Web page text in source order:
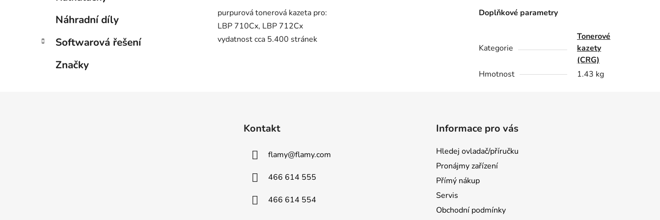
Náhradní díly
Softwarová řešení
Značky
purpurová tonerová kazeta pro:
LBP 710Cx, LBP 712Cx
vydatnost cca 5.400 stránek
Doplňkové parametry
Kategorie
Tonerové
kazety
(CRG)
Hmotnost
1.43 kg
Kontakt
flamy@flamy.com
466 614 555
466 614 554
Informace pro vás
Hledej ovladač/příručku
Pronájmy zařízení
Přímý nákup
Servis
Obchodní podmínky